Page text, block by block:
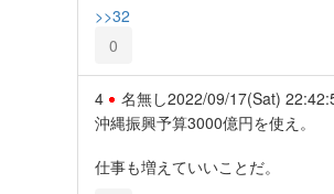
>>32
0
4 名無し2022/09/17(Sat)
沖縄振興予算3000億円を使え。
仕事も増えていいことだ。